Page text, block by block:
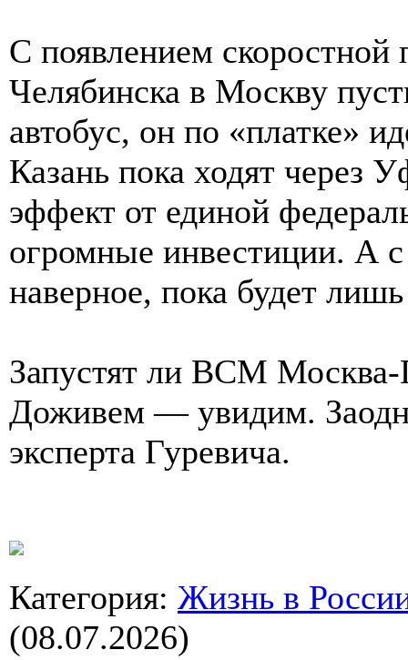
С появлением
Челябинска в Москву
автобус, он по «платке»
Казань пока ходят через
эффект от единой
огромные инвестиции. А
наверное, пока будет
Запустят ли ВСМ Москва-
Доживем — увидим.
эксперта Гуревича.
Категория: Жизнь в
(08.07.2026)